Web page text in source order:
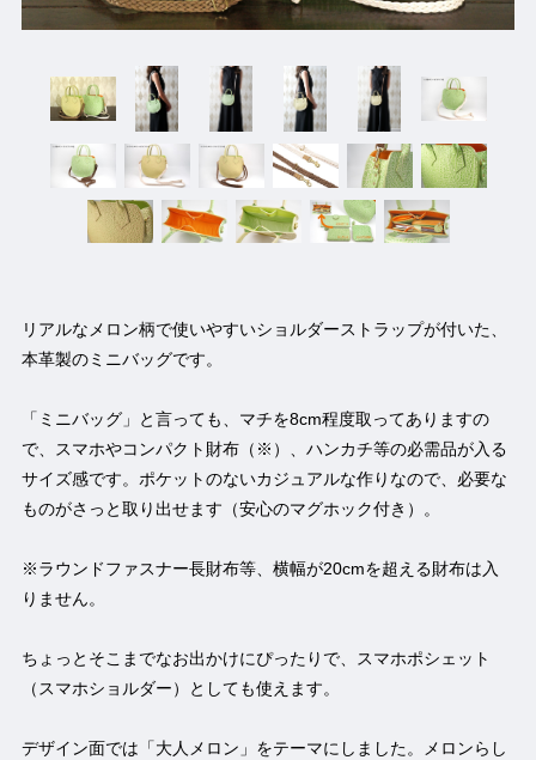
リアルなメロン柄で使いやすいショルダーストラップが付いた、
本革製のミニバッグです。
「ミニバッグ」と言っても、マチを8cm程度取ってありますの
で、スマホやコンパクト財布（※）、ハンカチ等の必需品が入る
サイズ感です。ポケットのないカジュアルな作りなので、必要な
ものがさっと取り出せます（安心のマグホック付き）。
※ラウンドファスナー長財布等、横幅が20cmを超える財布は入
りません。
ちょっとそこまでなお出かけにぴったりで、スマホポシェット
（スマホショルダー）としても使えます。
デザイン面では「大人メロン」をテーマにしました。メロンらし